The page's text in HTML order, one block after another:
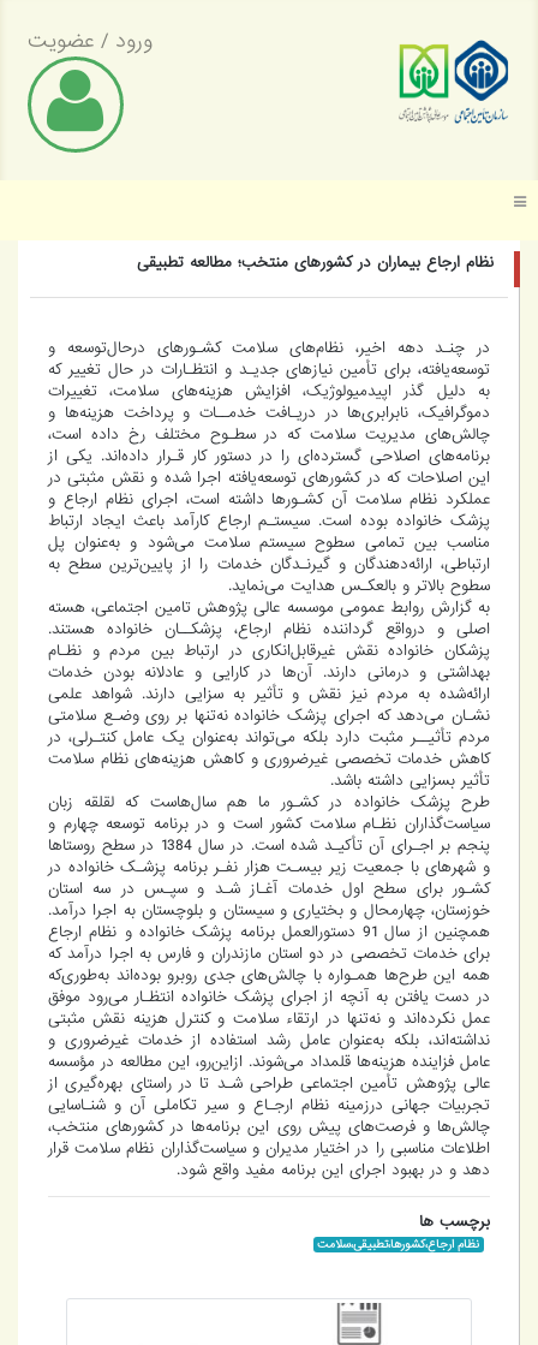
موسسه عالی پژوهش تأمین اجتماعی
ورود/عضویت
نظام ارجاع بیماران در کشورهای منتخب؛ مطالعه تطبیقی
در چنـد دهه اخیر، نظام‌های سلامت کشـورهای درحال‌توسعه و
توسعه‌یافته، برای تأمین نیازهای جدیـد و انتظـارات در حال تغییر که
به دلیل گذر اپیدمیولوژیک، افزایش هزینه‌های سلامت، تغییرات
دموگرافیک، نابرابری‌ها در دریـافت خدمــات و پرداخت هزینه‌ها و
چالش‌های مدیریت سلامت که در سطـوح مختلف رخ داده است،
برنامه‌های اصلاحی گسترده‌ای را در دستور کار قـرار داده‌اند. یکی از
این اصلاحات که در کشورهای توسعه‌یافته اجرا شده و نقش مثبتی در
عملکرد نظام سلامت آن کشـورها داشته است، اجرای نظام ارجاع و
پزشک خانواده بوده است. سیستـم ارجاع کارآمد باعث ایجاد ارتباط
مناسب بین تمامی سطوح سیستم سلامت می‌شود و به‌عنوان پل
ارتباطی، ارائه‌دهندگان و گیرنـدگان خدمات را از پایین‌ترین سطح به
سطوح بالاتر و بالعکـس هدایت می‌نماید.
به گزارش روابط عمومی موسسه عالی پژوهش تامین اجتماعی،هسته
اصلی و درواقع گرداننده نظام ارجاع، پزشکــان خانواده هستند.
پزشکان خانواده نقش غیرقابل‌انکاری در ارتباط بین مردم و نظـام
بهداشتی و درمانی دارند. آن‌ها در کارایی و عادلانه بودن خدمات
ارائه‌شده به مردم نیز نقش و تأثیر به سزایی دارند. شواهد علمی
نشـان می‌دهد که اجرای پزشک خانواده نه‌تنها بر روی وضـع سلامتی
مردم تأثیــر مثبت دارد بلکه می‌تواند به‌عنوان یک عامل کنتـرلی، در
کاهش خدمات تخصصی غیرضروری و کاهش هزینه‌های نظام سلامت
تأثیر بسزایی داشته باشد.
طرح پزشک خانواده در کشـور ما هم سال‌هاست که لقلقه زبان
سیاست‌گذاران نظـام سلامت کشور است و در برنامه توسعه چهارم و
پنجم بر اجـرای آن تأکیـد شده است. در سال 1384 در سطح روستاها
و شهرهای با جمعیت زیر بیسـت هزار نفـر برنامه پزشـک خانواده در
کشـور برای سطح اول خدمات آغـاز شـد و سپـس در سه استان
خوزستان، چهارمحال و بختیاری و سیستان و بلوچستان به اجرا درآمد.
همچنین از سال 91 دستورالعمل برنامه پزشک خانواده و نظام ارجاع
برای خدمات تخصصی در دو استان مازندران و فارس به اجرا درآمد که
همه این طرح‌ها همـواره با چالش‌های جدی روبرو بوده‌اند به‌طوری‌که
در دست یافتن به آنچه از اجرای پزشک خانواده انتظـار می‌رود موفق
عمل نکرده‌اند و نه‌تنها در ارتقاء سلامت و کنترل هزینه نقش مثبتی
نداشته‌اند، بلکه به‌عنوان عامل رشد استفاده از خدمات غیرضروری و
عامل فزاینده هزینه‌ها قلمداد می‌شوند. ازاین‌رو، این مطالعه در مؤسسه
عالی پژوهش تأمین اجتماعی طراحی شـد تا در راستای بهره‌گیری از
تجربیات جهانی درزمینه نظام ارجـاع و سیر تکاملی آن و شنـاسایی
چالش‌ها و فرصت‌های پیش روی این برنامه‌ها در کشورهای منتخب،
اطلاعات مناسبی را در اختیار مدیران و سیاست‌گذاران نظام سلامت قرار
دهد و در بهبود اجرای این برنامه مفید واقع شود.
برچسب ها
نظام ارجاع،کشورها،تطبیقی،سلامت